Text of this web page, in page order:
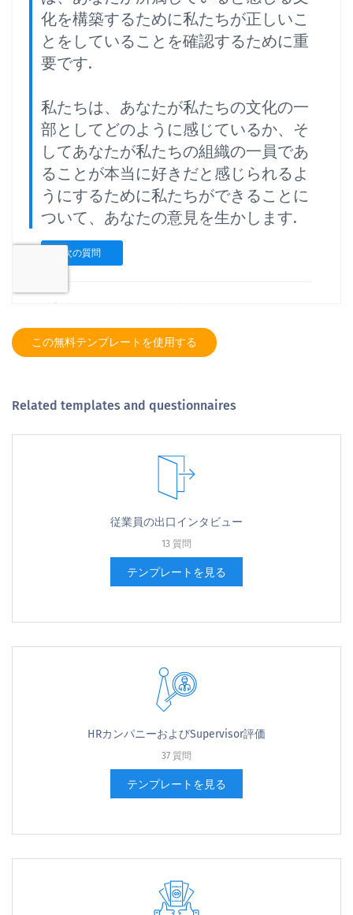
この無料テンプレートを使用する
Related templates and questionnaires
従業員の出口インタビュー
13 質問
テンプレートを見る
HRカンパニーおよびSupervisor評価
37 質問
テンプレートを見る